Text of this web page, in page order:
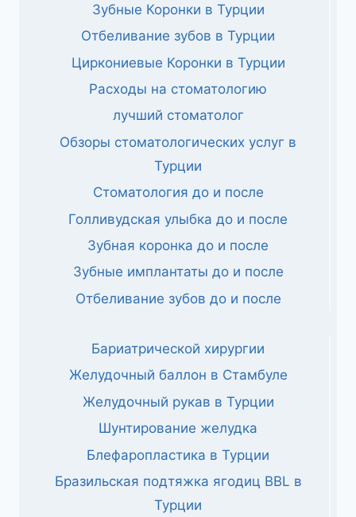
Зубные Коронки в Турции
Отбеливание зубов в Турции
Циркониевые Коронки в Турции
Расходы на стоматологию
лучший стоматолог
Обзоры стоматологических услуг в
Турции
Стоматология до и после
Голливудская улыбка до и после
Зубная коронка до и после
Зубные имплантаты до и после
Отбеливание зубов до и после
Бариатрической хирургии
Желудочный баллон в Стамбуле
Желудочный рукав в Турции
Шунтирование желудка
Блефаропластика в Турции
Бразильская подтяжка ягодиц BBL в
Турции